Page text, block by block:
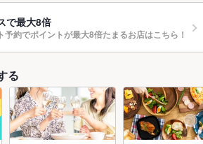
で最大8倍
予約でポイントが最大8倍たまるお店はこちら！
る